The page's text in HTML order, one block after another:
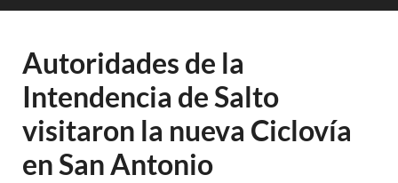
Autoridades de la
Intendencia de Salto
visitaron la nueva Ciclovía
en San Antonio